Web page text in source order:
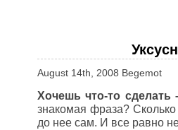
August 14th, 2008 Begemot
Хочешь что-то сделать
знакомая фраза?
до нее сам. И все равно